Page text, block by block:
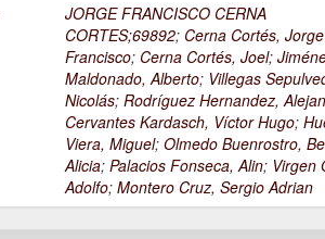
JORGE FRANCISCO CERNA
CORTES;69892; Cerna Cortés, Jorge
Francisco; Cerna Cortés, Joel;
Maldonado, Alberto; Villegas
Nicolás;Rodríguez Hernandez,
Cervantes Kardasch, Víctor Hugo;
Viera, Miguel;Olmedo Buenrostro,
Alicia;Palacios Fonseca, Alin; Virgen
Adolfo;Montero Cruz, Sergio Adrian